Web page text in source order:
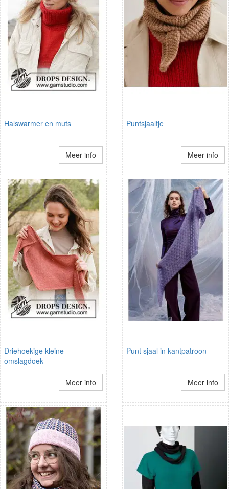
Halswarmer en muts
Meer info
Puntsjaaltje
Meer info
Driehoekige kleine
omslagdoek
Meer info
Punt sjaal in kantpatroon
Meer info